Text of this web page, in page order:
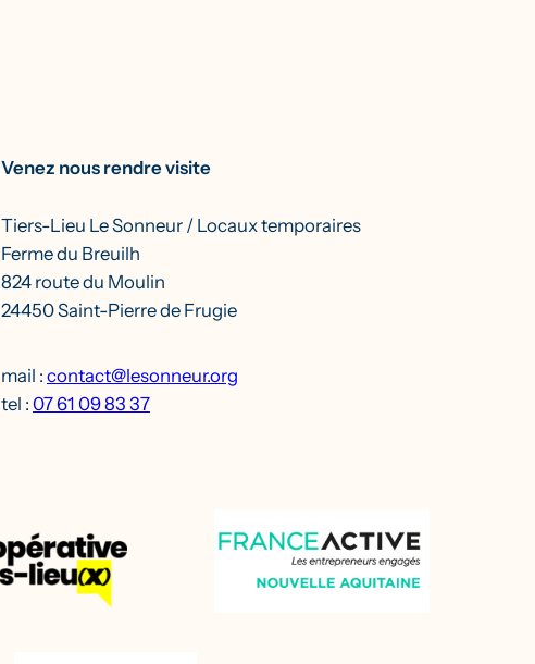
Venez nous rendre visite
Tiers-Lieu Le Sonneur / Locaux temporaires
Ferme du Breuilh
824 route du Moulin
24450 Saint-Pierre de Frugie
mail : contact@lesonneur.org
tel : 07 61 09 83 37